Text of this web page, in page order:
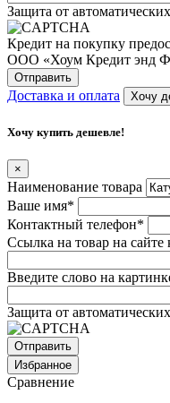
Защита от
Кредит на покупку
ООО «Хоум Кредит энд
Доставка и оплата Хочу
Хочу купить дешевле!
×
Наименование товара
Ваше имя*
Контактный телефон*
Ссылка на товар на
Введите слово на
Защита от
Избранное
Сравнение